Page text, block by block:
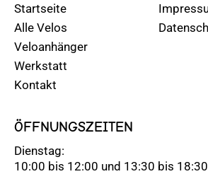
Startseite
Alle Velos
Veloanhänger
Werkstatt
Kontakt
ÖFFNUNGSZEITEN
Dienstag:
10:00 bis 12:00 und 13:30 bis 18:30